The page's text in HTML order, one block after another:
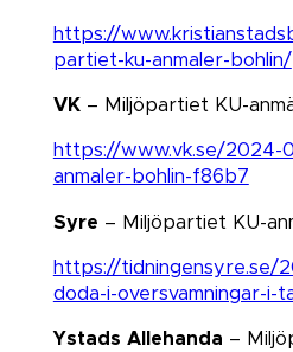
https://
partiet-ku-anmaler-bohlin/
VK – Miljöpartiet KU-
https://www.vk.se/2024-
anmaler-bohlin-f86b7
Syre – Miljöpartiet KU-
https://tidningensyre.se/
doda-i-oversvamningar-i-
Ystads Allehanda –